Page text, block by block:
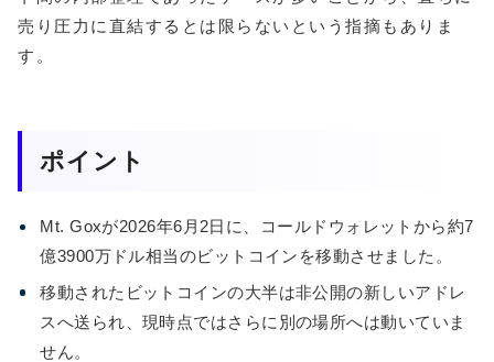
売り圧力に直結するとは限らないという指摘もありま
す。
ポイント
Mt. Goxが2026年6月2日に、コールドウォレットから約7
億3900万ドル相当のビットコインを移動させました。
移動されたビットコインの大半は非公開の新しいアドレ
スへ送られ、現時点ではさらに別の場所へは動いていま
せん。